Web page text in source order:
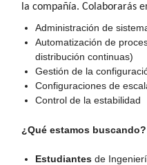
la compañía. Colaborarás
Administración de
Automatización de
distribución continuas)
Gestión de la
Configuraciones de
Control de la estabilidad
¿Qué estamos buscando?
Estudiantes de